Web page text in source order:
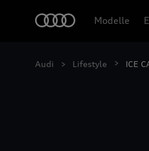
Modelle
Audi Lifestyle ICE